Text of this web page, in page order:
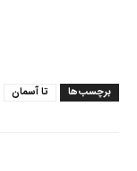
برچسب‌ها تا آسمان